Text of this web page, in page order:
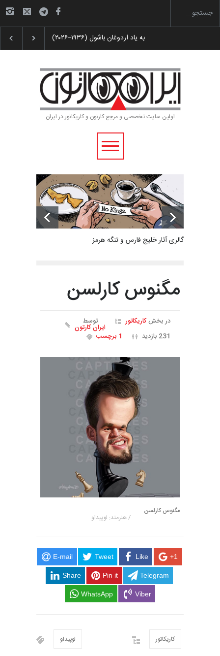
به یاد اردوغان باشول (۱۹۳۶–۲۰۲۶)
اولین سایت تخصصی و مرجع کارتون و کاریکاتور در ایران
گالری آثار خلیج فارس و تنگه هرمز
مگنوس کارلسن
در بخشکاریکاتور توسط
ایران کارتون
231 بازدید
1 برچسب
مگنوس کارلسن
/ هنرمند: لوپیداو
E-mail Tweet Like +1
Share Pin it Telegram
WhatsApp Viber
لوپیداو کاریکاتور